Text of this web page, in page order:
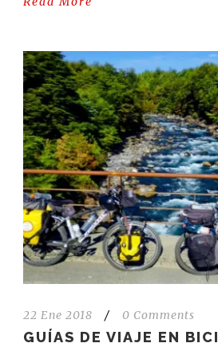
22 Ene 2018 / 0 Comments
GUÍAS DE VIAJE EN BICI